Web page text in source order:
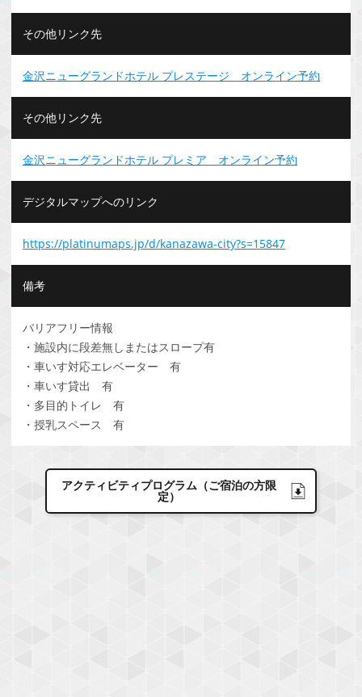
その他リンク先
金沢ニューグランドホテル プレステージ オンライン予約
その他リンク先
金沢ニューグランドホテル プレミア オンライン予約
デジタルマップへのリンク
https://platinumaps.jp/d/kanazawa-city?s=15847
備考
バリアフリー情報
・施設内に段差無しまたはスロープ有
・車いす対応エレベーター 有
・車いす貸出 有
・多目的トイレ 有
・授乳スペース 有
アクティビティプログラム（ご宿泊の方限
定）